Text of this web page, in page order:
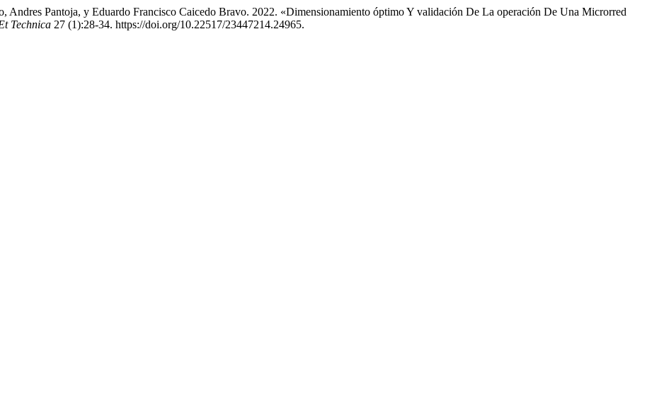
Andres Pantoja, y Eduardo Francisco Caicedo Bravo. 2022. «Dimensionamiento óptimo Y validación De La operación De Una Microrred
Technica 27 (1):28-34. https://doi.org/10.22517/23447214.24965.